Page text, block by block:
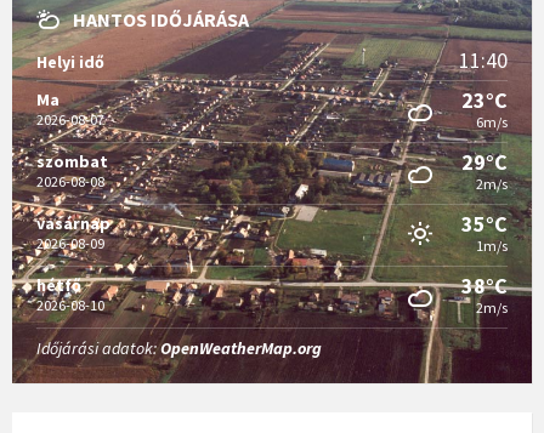
HANTOS IDŐJÁRÁSA
Helyi idő 11:40
Ma
2026-08-07
23°C
6m/s
szombat
2026-08-08
29°C
2m/s
vasárnap
2026-08-09
35°C
1m/s
hétfő
2026-08-10
38°C
2m/s
Időjárási adatok:OpenWeatherMap.org